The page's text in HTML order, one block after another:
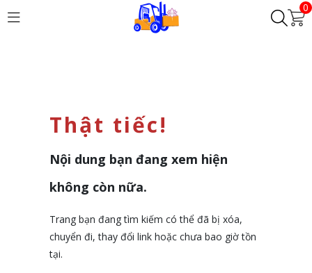
0
Thật tiếc!
Nội dung bạn đang xem hiện
không còn nữa.
Trang bạn đang tìm kiếm có thể đã bị xóa,
chuyển đi, thay đổi link hoặc chưa bao giờ tồn
tại.